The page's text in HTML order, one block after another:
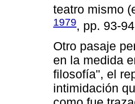
teatro mismo
1979, pp. 93-
Otro pasaje
en la medida
filosofía", el
intimidación